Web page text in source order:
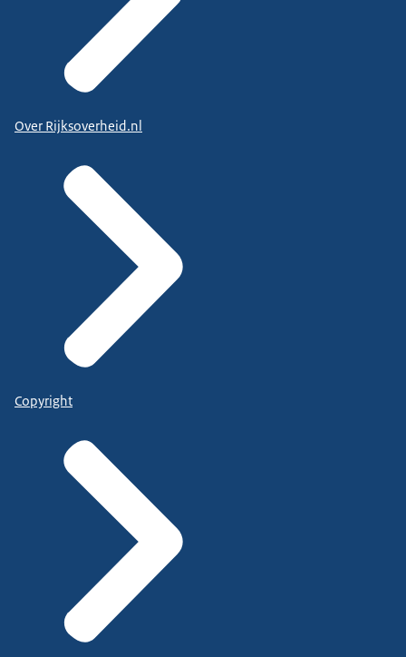
Over Rijksoverheid.nl
Copyright